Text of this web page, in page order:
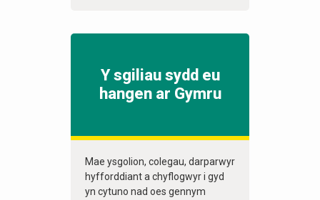
Y sgiliau sydd eu
hangen ar Gymru
Mae ysgolion, colegau, darparwyr
hyfforddiant a chyflogwyr i gyd
yn cytuno nad oes gennym